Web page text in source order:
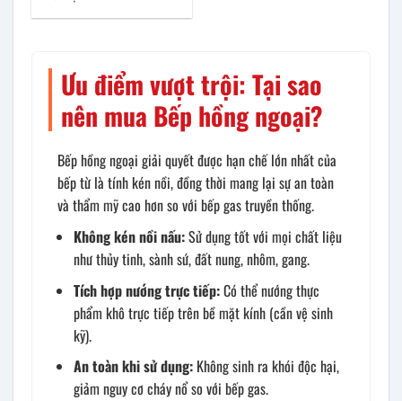
Ưu điểm vượt trội: Tại sao
nên mua Bếp hồng ngoại?
Bếp hồng ngoại giải quyết được hạn chế lớn nhất của
bếp từ là tính kén nồi, đồng thời mang lại sự an toàn
và thẩm mỹ cao hơn so với bếp gas truyền thống.
Không kén nồi nấu:Sử dụng tốt với mọi chất liệu
như thủy tinh, sành sứ, đất nung, nhôm, gang.
Tích hợp nướng trực tiếp:Có thể nướng thực
phẩm khô trực tiếp trên bề mặt kính (cần vệ sinh
kỹ).
An toàn khi sử dụng: Không sinh ra khói độc hại,
giảm nguy cơ cháy nổ so với bếp gas.